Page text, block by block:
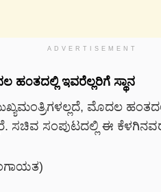
ADVERTISEMENT
ಇವರೆಲ್ಲರಿಗೆ ಸ್ಥಾನ
ಮೊದಲ
ಸಚಿವ ಸಂಪುಟದಲ್ಲಿ ಈ